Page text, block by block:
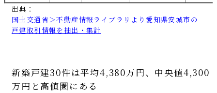
出典：
国土交通省＞不動産情報ライブラリより愛知県安城市の
戸建取引情報を抽出・集計
新築戸建30件は平均4,380万円、中央値4,300
万円と高値圏にある